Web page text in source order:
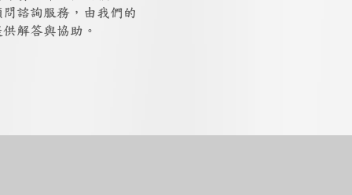
諮詢服務，由我們的
解答與協助。